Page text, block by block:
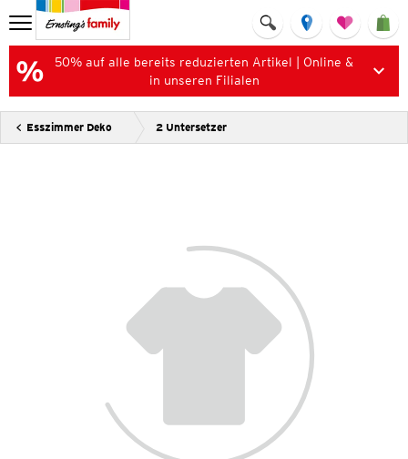
50% auf alle bereits reduzierten Artikel | Online &
in unseren Filialen
Esszimmer Deko 2 Untersetzer